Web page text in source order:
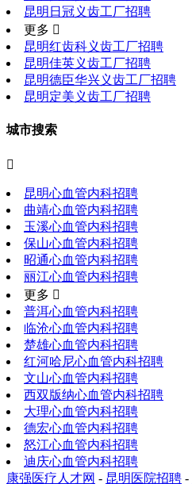
昆明日冠义齿工厂招聘
更多 
昆明红齿科义齿工厂招聘
昆明佳英义齿工厂招聘
昆明德臣华兴义齿工厂招聘
昆明定美义齿工厂招聘
城市搜索

昆明心血管内科招聘
曲靖心血管内科招聘
玉溪心血管内科招聘
保山心血管内科招聘
昭通心血管内科招聘
丽江心血管内科招聘
更多 
普洱心血管内科招聘
临沧心血管内科招聘
楚雄心血管内科招聘
红河哈尼心血管内科招聘
文山心血管内科招聘
西双版纳心血管内科招聘
大理心血管内科招聘
德宏心血管内科招聘
怒江心血管内科招聘
迪庆心血管内科招聘
康强医疗人才网 - 昆明医院招聘 -